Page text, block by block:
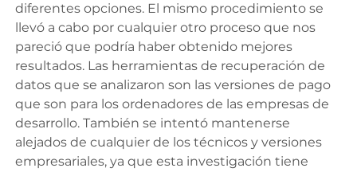
diferentes opciones. El mismo procedimiento se
llevó a cabo por cualquier otro proceso que nos
pareció que podría haber obtenido mejores
resultados. Las herramientas de recuperación de
datos que se analizaron son las versiones de pago
que son para los ordenadores de las empresas de
desarrollo. También se intentó mantenerse
alejados de cualquier de los técnicos y versiones
empresariales, ya que esta investigación tiene